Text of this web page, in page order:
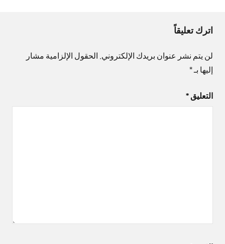
اترك تعليقاً
لن يتم نشر عنوان بريدك الإلكتروني. الحقول الإلزامية مشار
إليها بـ*
التعليق *